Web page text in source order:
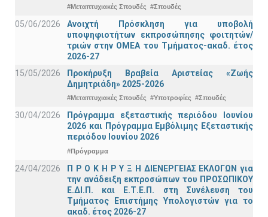
#Μεταπτυχιακές Σπουδές #Σπουδές
05/06/2026
Ανοιχτή Πρόσκληση για υποβολή
υποψηφιοτήτων εκπροσώπησης φοιτητών/
τριών στην ΟΜΕΑ του Τμήματος-ακαδ. έτος
2026-27
15/05/2026
Προκήρυξη Βραβεία Αριστείας «Ζωής
Δημητριάδη» 2025-2026
#Μεταπτυχιακές Σπουδές #Υποτροφίες #Σπουδές
30/04/2026
Πρόγραμμα εξεταστικής περιόδου Ιουνίου
2026 και Πρόγραμμα Εμβόλιμης Εξεταστικής
περιόδου Ιουνίου 2026
#Πρόγραμμα
24/04/2026
Π Ρ Ο Κ Η Ρ Υ Ξ Η ΔΙΕΝΕΡΓΕΙΑΣ ΕΚΛΟΓΩΝ για
την ανάδειξη εκπροσώπων του ΠΡΟΣΩΠΙΚΟΥ
Ε.ΔΙ.Π. και Ε.Τ.Ε.Π. στη Συνέλευση του
Τμήματος Επιστήμης Υπολογιστών για το
ακαδ. έτος 2026-27